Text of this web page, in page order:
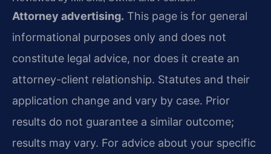
Attorney advertising. This page is for general
informational purposes only and does not
constitute legal advice, nor does it create an
attorney-client relationship. Statutes and their
application change and vary by case. Prior
results do not guarantee a similar outcome;
results may vary. For advice about your specific